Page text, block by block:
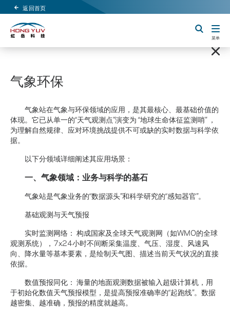
返回首页
Header Logo
切换搜索
菜单
气象环保
气象站在气象与环保领域的应用，是其最核心、最基础价值的
体现。它已从单一的“天气观测点”演变为 “地球生命体征监测哨” ，
为理解自然规律、应对环境挑战提供不可或缺的实时数据与科学依
据。
以下分领域详细阐述其应用场景：
一、气象领域：业务与科学的基石
气象站是气象业务的“数据源头”和科学研究的“感知器官”。
基础观测与天气预报
实时监测网络： 构成国家及全球天气观测网（如WMO的全球
观测系统），7x24小时不间断采集温度、气压、湿度、风速风
向、降水量等基本要素，是绘制天气图、描述当前天气状况的直接
依据。
数值预报同化： 海量的地面观测数据被输入超级计算机，用
于初始化数值天气预报模型，是提高预报准确率的“起跑线”。数据
越密集、越准确，预报的精度就越高。